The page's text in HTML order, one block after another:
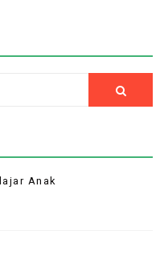
Anak